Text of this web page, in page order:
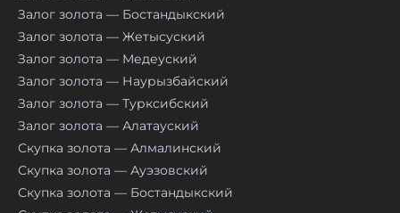
Залог золота — Бостандыкский
Залог золота — Жетысуский
Залог золота — Медеуский
Залог золота — Наурызбайский
Залог золота — Турксибский
Залог золота — Алатауский
Скупка золота — Алмалинский
Скупка золота — Ауэзовский
Скупка золота — Бостандыкский